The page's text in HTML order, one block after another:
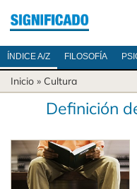
ÍNDICE A/Z FILOSOFÍA
Inicio » Cultura
Definición